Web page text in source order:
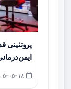
پروتئینی